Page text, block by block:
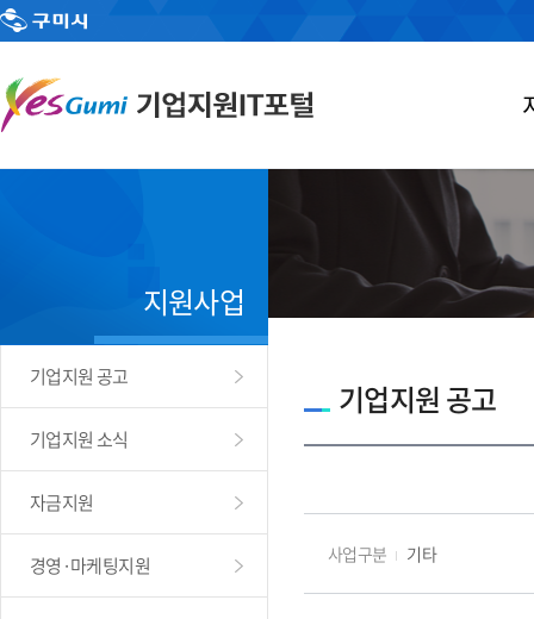
지원사업
기업지원 공고
기업지원 소식
자금지원
경영·마케팅지원
기업지원 공고
사업구분 기타